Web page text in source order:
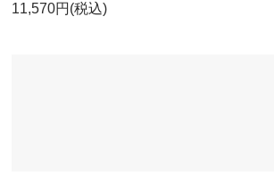
11,570円(税込)